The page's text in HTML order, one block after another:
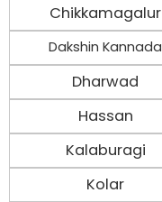
Chikkamagalur
Dakshin Kannada
Dharwad
Hassan
Kalaburagi
Kolar